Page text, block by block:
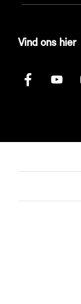
Vind ons hier